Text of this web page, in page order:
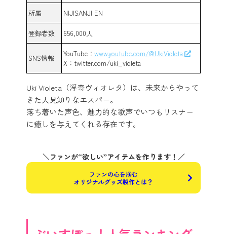
所属 NIJISANJI EN
登録者数 656,000人
SNS情報 YouTube：www.youtube.com/@UkiVioleta
X：twitter.com/uki_violeta
Uki Violeta（浮奇ヴィオレタ）は、未来からやって
きた人見知りなエスパー。
落ち着いた声色、魅力的な歌声でいつもリスナー
に癒しを与えてくれる存在です。
＼ファンが“欲しい”アイテムを作ります！／
ファンの心を掴む
オリジナルグッズ製作とは？